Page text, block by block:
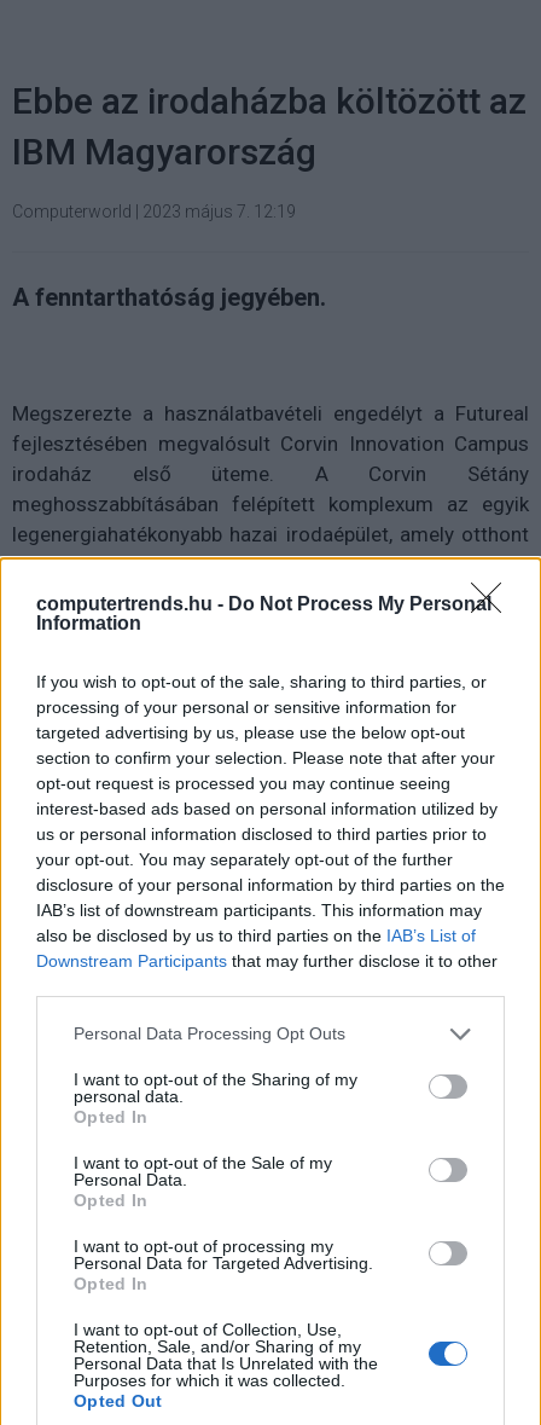
computertrends.hu - Do Not Process My Personal
Information
If you wish to opt-out of the sale, sharing to third parties, or
processing of your personal or sensitive information for
targeted advertising by us, please use the below opt-out
section to confirm your selection. Please note that after your
opt-out request is processed you may continue seeing
interest-based ads based on personal information utilized by
us or personal information disclosed to third parties prior to
your opt-out. You may separately opt-out of the further
disclosure of your personal information by third parties on the
IAB’s list of downstream participants. This information may
also be disclosed by us to third parties on the IAB’s List of
Downstream Participants that may further disclose it to other
Please note that this website/app uses one or more Google
not limited to your visit or usage behaviour. You may click to
grant or deny consent to Google and its third-party tags to
use your data for below specified purposes in below Google
consent section.
Personal Data Processing Opt Outs
I want to opt-out of the Sharing of my
personal data.
Opted In
I want to opt-out of the Sale of my
Personal Data.
Opted In
I want to opt-out of processing my
Personal Data for Targeted Advertising.
Opted In
I want to opt-out of Collection, Use,
Retention, Sale, and/or Sharing of my
Personal Data that Is Unrelated with the
Purposes for which it was collected.
Opted Out
Ebbe az irodaházba költözött az
IBM Magyarország
Computerworld 2023 május 7. 12:19
A fenntarthatóság jegyében.
Megszerezte a használatbavételi engedélyt a Futureal
fejlesztésében megvalósult Corvin Innovation Campus
irodaház első üteme. A Corvin Sétány
meghosszabbításában felépített komplexum az egyik
legenergiahatékonyabb hazai irodaépület, amely otthont
ad az IBM Magyarország új székhelyének is. A globális
technológiai cég már be is költözött a szinte teljesen
érintésmentes megoldásokkal felszerelt, vadonatúj
Már az energiaköltség-érzékeny bérlők igényei szerint
tervezték meg a kilenc szintes, környezetbarát,
fenntartható és emberközpontú irodaházat. A Corvin
Innovation Campus egyike annak a két irodaépületnek az
országban, amelyek megszerezték az egyik
legszigorúbb, AA+ energetikai minősítést. A fejlesztés
16.650 négyzetméteres első fázisának kivitelezése az
év elején befejeződött, ami már nyitásra elérte a 70
százalékos bérbeadottságot. A Corvin Sétány közvetlen
közelében magasodó komplexum a dolgozók egészségi
szempontok szerint alakították ki a WELL Platina és a
legszigorúbb BREEAM Excellent fenntarthatósági
minősítéseknek megfelelően.
István utca, valamint Balassa utca találkozásainál
megvalósított Corvin Innovation Campust a BREEAM
fenntarthatósági elvárások szerint fejlesztették. Ennek
megfelelően a komplexumon napelemeket telepítettek,
míg az alacsony szén-dioxid kibocsátású okos
parkolórendszerben a beállók 10 százaléka elektromos
töltőkkel lett felszerelve. Az irodaházban már
alapfelszereltség a gépészeti és elektromos rendszerek